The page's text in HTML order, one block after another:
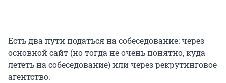
Есть два пути податься на собеседование: через
основной сайт (но тогда не очень понятно, куда
лететь на собеседование) или через рекрутинговое
агентство.